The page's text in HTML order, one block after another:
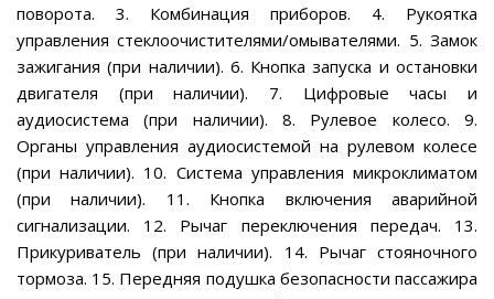
поворота. 3. Комбинация приборов. 4. Рукоятка
управления стеклоочистителями/омывателями. 5. Замок
зажигания (при наличии). 6. Кнопка запуска и остановки
двигателя (при наличии). 7. Цифровые часы и
аудиосистема (при наличии). 8. Рулевое колесо. 9.
Органы управления аудиосистемой на рулевом колесе
(при наличии). 10. Система управления микроклиматом
(при наличии). 11. Кнопка включения аварийной
сигнализации. 12. Рычаг переключения передач. 13.
Прикуриватель (при наличии). 14. Рычаг стояночного
тормоза. 15. Передняя подушка безопасности пассажира